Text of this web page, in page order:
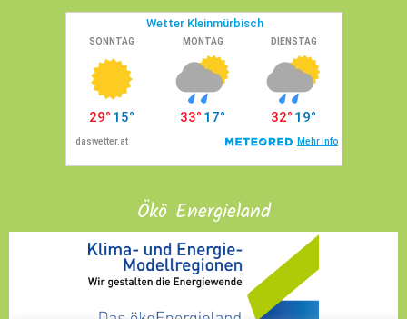
Ökö Energieland